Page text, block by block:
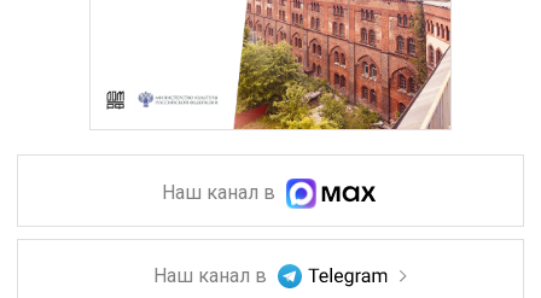
Наш канал в
Наш канал в